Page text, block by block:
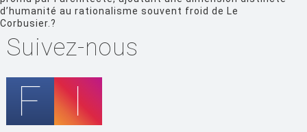
FOSCARINI
FRITZ HANSEN
GANDIA BLASCO
GERVASONI
GLAS ITALIA
GUBI
d’humanité au rationalisme souvent froid de Le
Corbusier.?
Suivez-nous